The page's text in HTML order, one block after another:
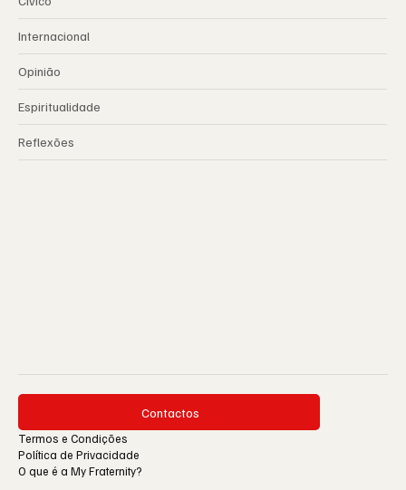
Internacional
Opinião
Espiritualidade
Reflexões
Contactos
Termos e Condições
Política de Privacidade
O que é a My Fraternity?